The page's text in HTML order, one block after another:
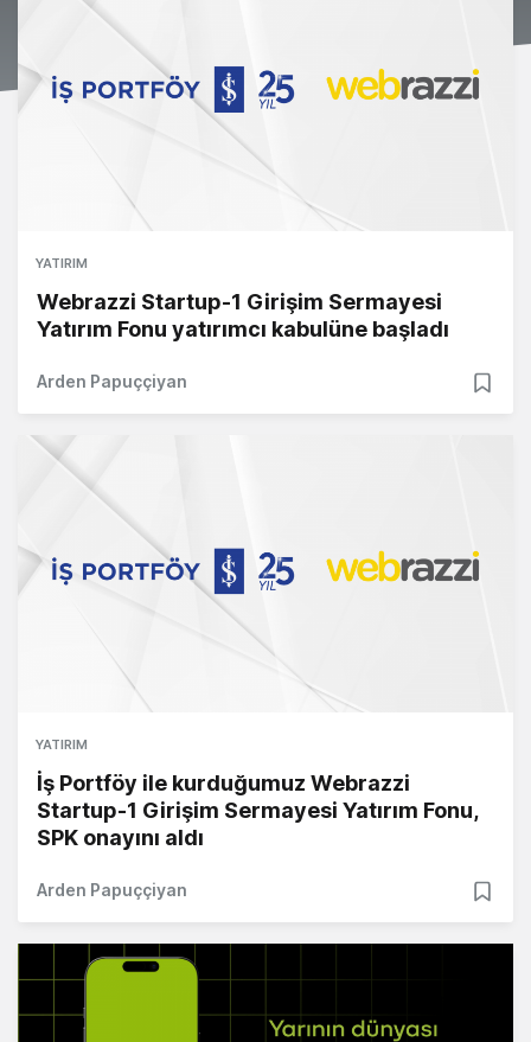
YATIRIM
Webrazzi Startup-1 Girişim Sermayesi
Yatırım Fonu yatırımcı kabulüne başladı
Arden Papuççiyan
YATIRIM
İş Portföy ile kurduğumuz Webrazzi
Startup-1 Girişim Sermayesi Yatırım Fonu,
SPK onayını aldı
Arden Papuççiyan